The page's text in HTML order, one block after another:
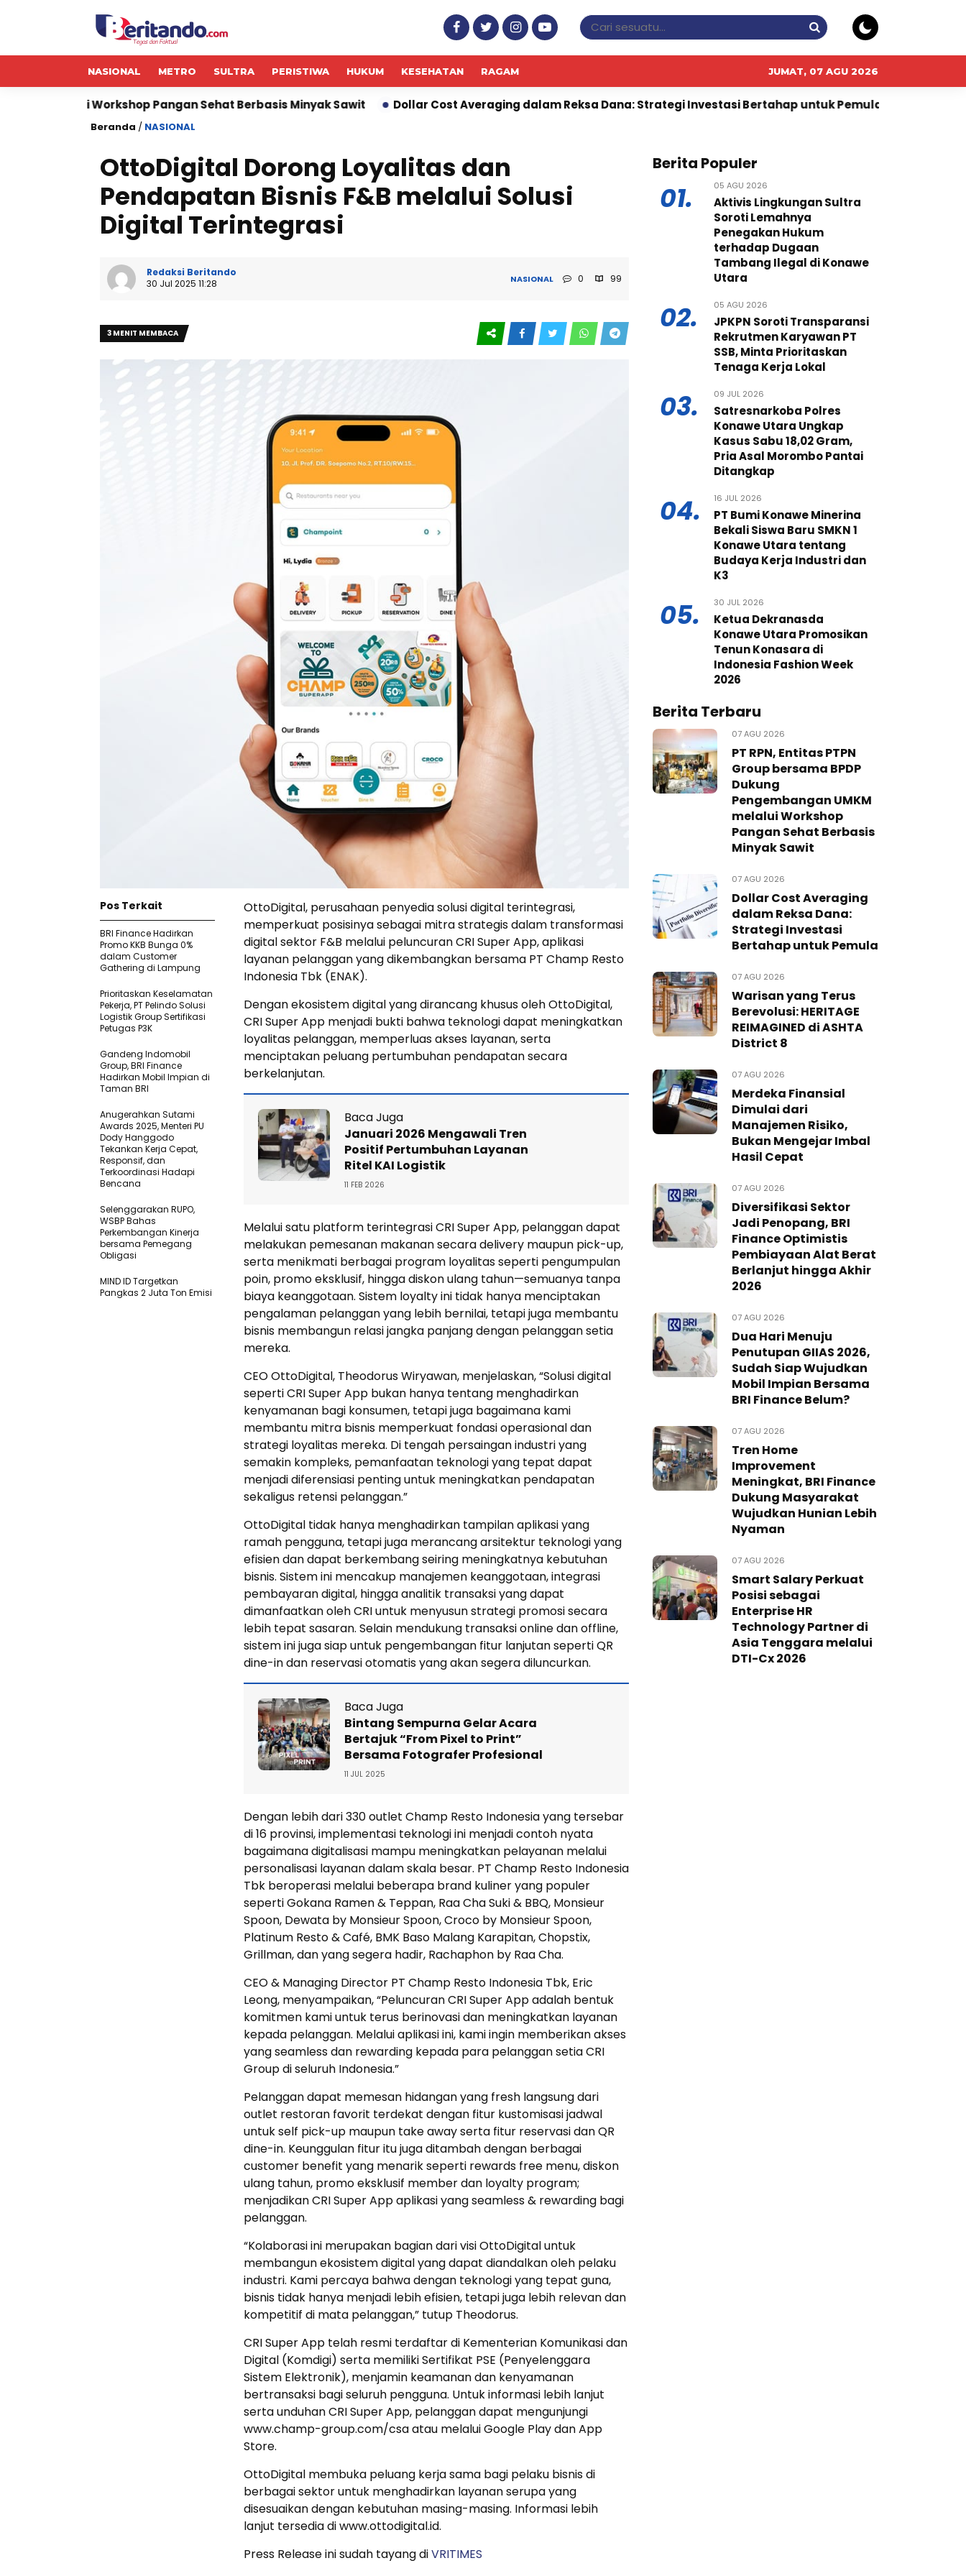
NASIONAL METRO SULTRA PERISTIWA HUKUM KESEHATAN RAGAM JUMAT, 07 AGU 2026
Pangan Sehat Berbasis Minyak Sawit Dollar Cost Averaging dalam Reksa Dana: Strategi Investasi Bertahap untuk Pemula Warisan yang Terus
Beranda / NASIONAL
OttoDigital Dorong Loyalitas dan
Pendapatan Bisnis F&B melalui Solusi
Digital Terintegrasi
Redaksi Beritando
30 Jul 2025 11:28
NASIONAL 0 99
3 MENIT MEMBACA
OttoDigital, perusahaan penyedia solusi digital terintegrasi,
memperkuat posisinya sebagai mitra strategis dalam transformasi
digital sektor F&B melalui peluncuran CRI Super App, aplikasi
layanan pelanggan yang dikembangkan bersama PT Champ Resto
Indonesia Tbk (ENAK).
Dengan ekosistem digital yang dirancang khusus oleh OttoDigital,
CRI Super App menjadi bukti bahwa teknologi dapat meningkatkan
loyalitas pelanggan, memperluas akses layanan, serta
menciptakan peluang pertumbuhan pendapatan secara
berkelanjutan.
Baca Juga
Januari 2026 Mengawali Tren
Positif Pertumbuhan Layanan
Ritel KAI Logistik
11 FEB 2026
Melalui satu platform terintegrasi CRI Super App, pelanggan dapat
melakukan pemesanan makanan secara delivery maupun pick-up,
serta menikmati berbagai program loyalitas seperti pengumpulan
poin, promo eksklusif, hingga diskon ulang tahun—semuanya tanpa
biaya keanggotaan. Sistem loyalty ini tidak hanya menciptakan
pengalaman pelanggan yang lebih bernilai, tetapi juga membantu
bisnis membangun relasi jangka panjang dengan pelanggan setia
mereka.
CEO OttoDigital, Theodorus Wiryawan, menjelaskan, “Solusi digital
seperti CRI Super App bukan hanya tentang menghadirkan
kenyamanan bagi konsumen, tetapi juga bagaimana kami
membantu mitra bisnis memperkuat fondasi operasional dan
strategi loyalitas mereka. Di tengah persaingan industri yang
semakin kompleks, pemanfaatan teknologi yang tepat dapat
menjadi diferensiasi penting untuk meningkatkan pendapatan
sekaligus retensi pelanggan.”
OttoDigital tidak hanya menghadirkan tampilan aplikasi yang
ramah pengguna, tetapi juga merancang arsitektur teknologi yang
efisien dan dapat berkembang seiring meningkatnya kebutuhan
bisnis. Sistem ini mencakup manajemen keanggotaan, integrasi
pembayaran digital, hingga analitik transaksi yang dapat
dimanfaatkan oleh CRI untuk menyusun strategi promosi secara
lebih tepat sasaran. Selain mendukung transaksi online dan offline,
sistem ini juga siap untuk pengembangan fitur lanjutan seperti QR
dine-in dan reservasi otomatis yang akan segera diluncurkan.
Baca Juga
Bintang Sempurna Gelar Acara
Bertajuk “From Pixel to Print”
Bersama Fotografer Profesional
11 JUL 2025
Dengan lebih dari 330 outlet Champ Resto Indonesia yang tersebar
di 16 provinsi, implementasi teknologi ini menjadi contoh nyata
bagaimana digitalisasi mampu meningkatkan pelayanan melalui
personalisasi layanan dalam skala besar. PT Champ Resto Indonesia
Tbk beroperasi melalui beberapa brand kuliner yang populer
seperti Gokana Ramen & Teppan, Raa Cha Suki & BBQ, Monsieur
Spoon, Dewata by Monsieur Spoon, Croco by Monsieur Spoon,
Platinum Resto & Café, BMK Baso Malang Karapitan, Chopstix,
Grillman, dan yang segera hadir, Rachaphon by Raa Cha.
CEO & Managing Director PT Champ Resto Indonesia Tbk, Eric
Leong, menyampaikan, “Peluncuran CRI Super App adalah bentuk
komitmen kami untuk terus berinovasi dan meningkatkan layanan
kepada pelanggan. Melalui aplikasi ini, kami ingin memberikan akses
yang seamless dan rewarding kepada para pelanggan setia CRI
Group di seluruh Indonesia.”
Pelanggan dapat memesan hidangan yang fresh langsung dari
outlet restoran favorit terdekat dengan fitur kustomisasi jadwal
untuk self pick-up maupun take away serta fitur reservasi dan QR
dine-in. Keunggulan fitur itu juga ditambah dengan berbagai
customer benefit yang menarik seperti rewards free menu, diskon
ulang tahun, promo eksklusif member dan loyalty program;
menjadikan CRI Super App aplikasi yang seamless & rewarding bagi
pelanggan.
“Kolaborasi ini merupakan bagian dari visi OttoDigital untuk
membangun ekosistem digital yang dapat diandalkan oleh pelaku
industri. Kami percaya bahwa dengan teknologi yang tepat guna,
bisnis tidak hanya menjadi lebih efisien, tetapi juga lebih relevan dan
kompetitif di mata pelanggan,” tutup Theodorus.
CRI Super App telah resmi terdaftar di Kementerian Komunikasi dan
Digital (Komdigi) serta memiliki Sertifikat PSE (Penyelenggara
Sistem Elektronik), menjamin keamanan dan kenyamanan
bertransaksi bagi seluruh pengguna. Untuk informasi lebih lanjut
serta unduhan CRI Super App, pelanggan dapat mengunjungi
www.champ-group.com/csa atau melalui Google Play dan App
Store.
OttoDigital membuka peluang kerja sama bagi pelaku bisnis di
berbagai sektor untuk menghadirkan layanan serupa yang
disesuaikan dengan kebutuhan masing-masing. Informasi lebih
lanjut tersedia di www.ottodigital.id.
Press Release ini sudah tayang diVRITIMES
Pos Terkait
BRI Finance Hadirkan
Promo KKB Bunga 0%
dalam Customer
Gathering di Lampung
Prioritaskan Keselamatan
Pekerja, PT Pelindo Solusi
Logistik Group Sertifikasi
Petugas P3K
Gandeng Indomobil
Group, BRI Finance
Hadirkan Mobil Impian di
Taman BRI
Anugerahkan Sutami
Awards 2025, Menteri PU
Dody Hanggodo
Tekankan Kerja Cepat,
Responsif, dan
Terkoordinasi Hadapi
Bencana
Selenggarakan RUPO,
WSBP Bahas
Perkembangan Kinerja
bersama Pemegang
Obligasi
MIND ID Targetkan
Pangkas 2 Juta Ton Emisi
Berita Populer
01. 05 AGU 2026
Aktivis Lingkungan Sultra
Soroti Lemahnya
Penegakan Hukum
terhadap Dugaan
Tambang Ilegal di Konawe
Utara
02. 05 AGU 2026
JPKPN Soroti Transparansi
Rekrutmen Karyawan PT
SSB, Minta Prioritaskan
Tenaga Kerja Lokal
03. 09 JUL 2026
Satresnarkoba Polres
Konawe Utara Ungkap
Kasus Sabu 18,02 Gram,
Pria Asal Morombo Pantai
Ditangkap
04. 16 JUL 2026
PT Bumi Konawe Minerina
Bekali Siswa Baru SMKN 1
Konawe Utara tentang
Budaya Kerja Industri dan
K3
05. 30 JUL 2026
Ketua Dekranasda
Konawe Utara Promosikan
Tenun Konasara di
Indonesia Fashion Week
2026
Berita Terbaru
07 AGU 2026
PT RPN, Entitas PTPN
Group bersama BPDP
Dukung
Pengembangan UMKM
melalui Workshop
Pangan Sehat Berbasis
Minyak Sawit
07 AGU 2026
Dollar Cost Averaging
dalam Reksa Dana:
Strategi Investasi
Bertahap untuk Pemula
07 AGU 2026
Warisan yang Terus
Berevolusi: HERITAGE
REIMAGINED di ASHTA
District 8
07 AGU 2026
Merdeka Finansial
Dimulai dari
Manajemen Risiko,
Bukan Mengejar Imbal
Hasil Cepat
07 AGU 2026
Diversifikasi Sektor
Jadi Penopang, BRI
Finance Optimistis
Pembiayaan Alat Berat
Berlanjut hingga Akhir
2026
07 AGU 2026
Dua Hari Menuju
Penutupan GIIAS 2026,
Sudah Siap Wujudkan
Mobil Impian Bersama
BRI Finance Belum?
07 AGU 2026
Tren Home
Improvement
Meningkat, BRI Finance
Dukung Masyarakat
Wujudkan Hunian Lebih
Nyaman
07 AGU 2026
Smart Salary Perkuat
Posisi sebagai
Enterprise HR
Technology Partner di
Asia Tenggara melalui
DTI-Cx 2026